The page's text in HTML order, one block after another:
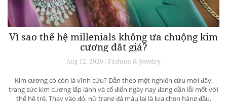
Vì sao thế hệ millenials không ưa chuộng kim
cương đắt giá?
Aug 12, 2020 / Fashion & Jewelry
Kim cương có còn là vĩnh cửu? Dẫn theo một nghiên cứu mới đây,
trang sức kim cương lấp lánh và cổ điển ngày nay đang dần lỗi mốt với
thế hệ trẻ. Thay vào đó, nữ trang đá màu lại là lựa chọn hàng đầu,